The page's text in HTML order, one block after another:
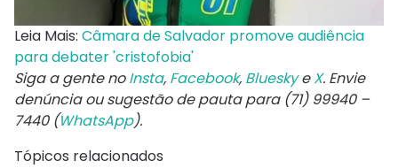
Leia Mais: Câmara de Salvador promove audiência
para debater 'cristofobia'
Siga a gente noInsta, Facebook, BlueskyeX. Envie
denúncia ou sugestão de pauta para (71) 99940 –
7440 (WhatsApp).
Tópicos relacionados